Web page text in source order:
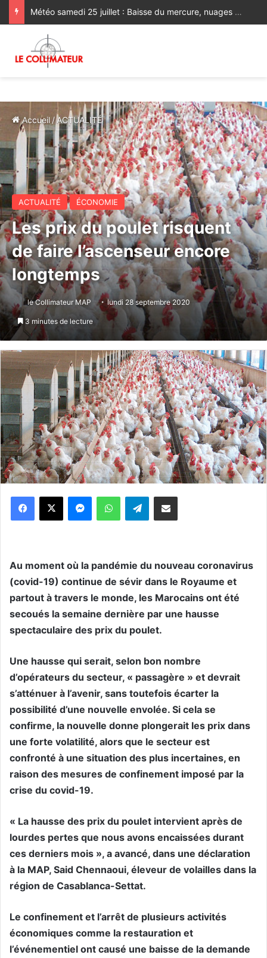
Météo samedi 25 juillet : Baisse du mercure, nuages et brume sur les plaines atlantiques et le Souss
Accueil /ACTUALITÉ
ACTUALITÉ ÉCONOMIE
Les prix du poulet risquent
de faire l’ascenseur encore
longtemps
le Collimateur MAP lundi 28 septembre 2020
3 minutes de lecture
WhatsApp Telegram
Au moment où la pandémie du nouveau coronavirus
(covid-19) continue de sévir dans le Royaume et
partout à travers le monde, les Marocains ont été
secoués la semaine dernière par une hausse
spectaculaire des prix du poulet.
Une hausse qui serait, selon bon nombre
d’opérateurs du secteur, « passagère » et devrait
s’atténuer à l’avenir, sans toutefois écarter la
possibilité d’une nouvelle envolée. Si cela se
confirme, la nouvelle donne plongerait les prix dans
une forte volatilité, alors que le secteur est
confronté à une situation des plus incertaines, en
raison des mesures de confinement imposé par la
crise du covid-19.
« La hausse des prix du poulet intervient après de
lourdes pertes que nous avons encaissées durant
ces derniers mois », a avancé, dans une déclaration
à la MAP, Said Chennaoui, éleveur de volailles dans la
région de Casablanca-Settat.
Le confinement et l’arrêt de plusieurs activités
économiques comme la restauration et
l’événementiel ont causé une baisse de la demande